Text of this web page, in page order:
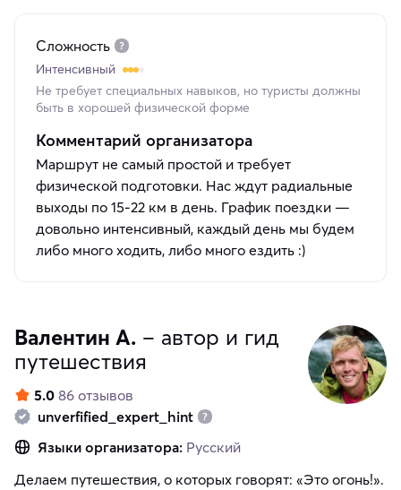
Сложность
Интенсивный
Не требует специальных навыков, но туристы должны
быть в хорошей физической форме
Комментарий организатора
Маршрут не самый простой и требует
физической подготовки. Нас ждут радиальные
выходы по 15-22 км в день. График поездки —
довольно интенсивный, каждый день мы будем
либо много ходить, либо много ездить :)
Валентин А. – автор и гид
путешествия
5.0 86 отзывов
unverfified_expert_hint
Языки организатора: Русский
Делаем путешествия, о которых говорят: «Это огонь!».